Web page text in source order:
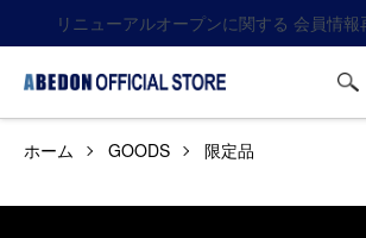
リニューアルオープンに関する 会員情
ホーム GOODS 限定品